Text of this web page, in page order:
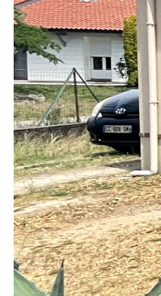
Maison 3 chambres -
044 m²
À deux pas du centre
venez découvrir cette
Elle se compose
cuisine ouverte,
trouverez trois
Le garage a été
avec baie vitrée à la
une zone buanderie.